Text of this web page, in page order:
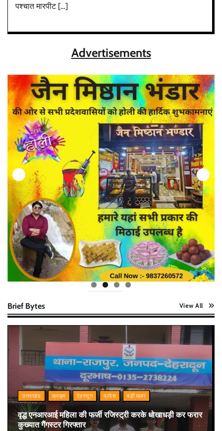
पश्चात मारपीट […]
Advertisements
Brief Bytes View All
उत्तराखंड क्राइम देहरादून प्रदेश बड़ी खबर
वृद्ध एनआरआई महिला की फर्जी रजिस्ट्री करके धोखाधड़ी कर फरार
कुख्यात गैंगस्टर गिरफ्तार